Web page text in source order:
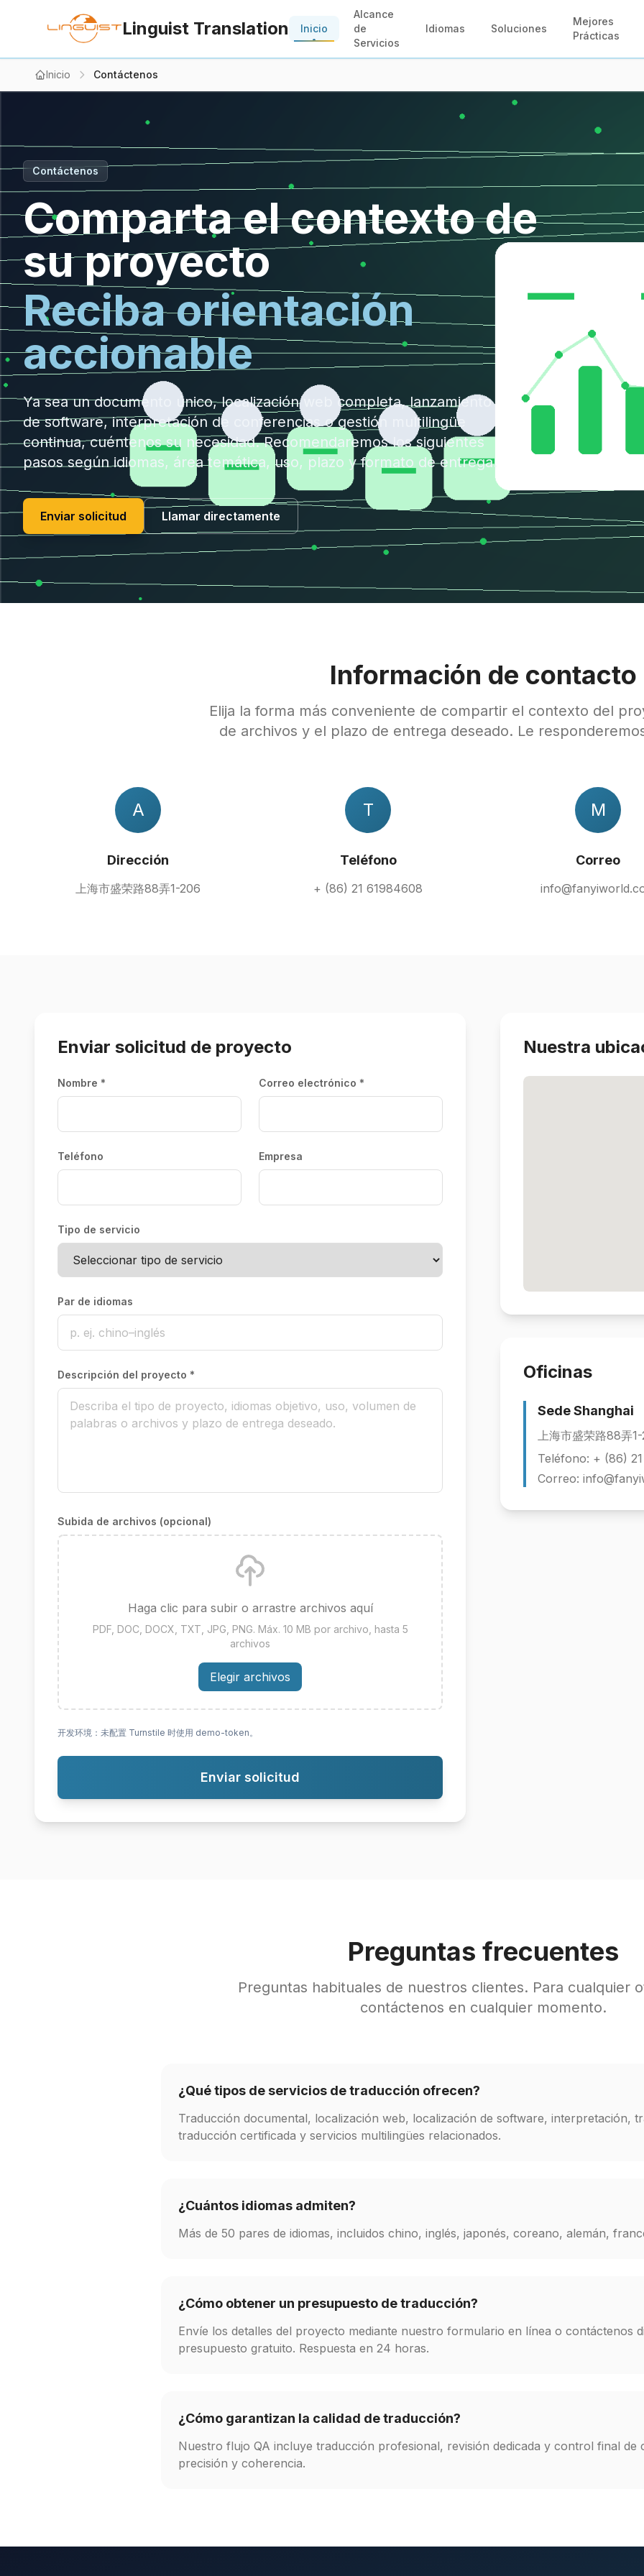
Linguist Translation Inicio
Alcance
de
Servicios
Idiomas Soluciones
Mejores
Prácticas
Inicio Contáctenos
Contáctenos
Comparta el contexto de
su proyecto
Reciba orientación
accionable
Ya sea un documento único, localización web completa, lanzamiento
de software, interpretación de conferencias o gestión multilingüe
continua, cuéntenos su necesidad. Recomendaremos los siguientes
pasos según idiomas, área temática, uso, plazo y formato de entrega.
Enviar solicitud Llamar directamente
Información de contacto
Elija la forma más conveniente de compartir el contexto del
de archivos y el plazo de entrega deseado. Le
A
Dirección
上海市盛荣路88弄1-206
T
Teléfono
+ (86) 21 61984608
M
Correo
Enviar solicitud de proyecto
Nombre * Correo electrónico *
Teléfono Empresa
Tipo de servicio
Par de idiomas
Descripción del proyecto *
Subida de archivos (opcional)
Haga clic para subir o arrastre archivos aquí
PDF, DOC, DOCX, TXT, JPG, PNG. Máx. 10 MB por archivo, hasta 5
archivos
Elegir archivos
开发环境：未配置 Turnstile 时使用 demo-token。
Enviar solicitud
Nuestra
Oficinas
Sede Shanghai
上海市盛荣路88弄
Teléfono: + (86)
Correo:
Preguntas frecuentes
Preguntas habituales de nuestros clientes. Para cualquier
contáctenos en cualquier momento.
¿Qué tipos de servicios de traducción ofrecen?
Traducción documental, localización web, localización de software, interpretación,
traducción certificada y servicios multilingües relacionados.
¿Cuántos idiomas admiten?
Más de 50 pares de idiomas, incluidos chino, inglés, japonés, coreano, alemán,
¿Cómo obtener un presupuesto de traducción?
Envíe los detalles del proyecto mediante nuestro formulario en línea o contáctenos
presupuesto gratuito. Respuesta en 24 horas.
¿Cómo garantizan la calidad de traducción?
Nuestro flujo QA incluye traducción profesional, revisión dedicada y control final de
precisión y coherencia.